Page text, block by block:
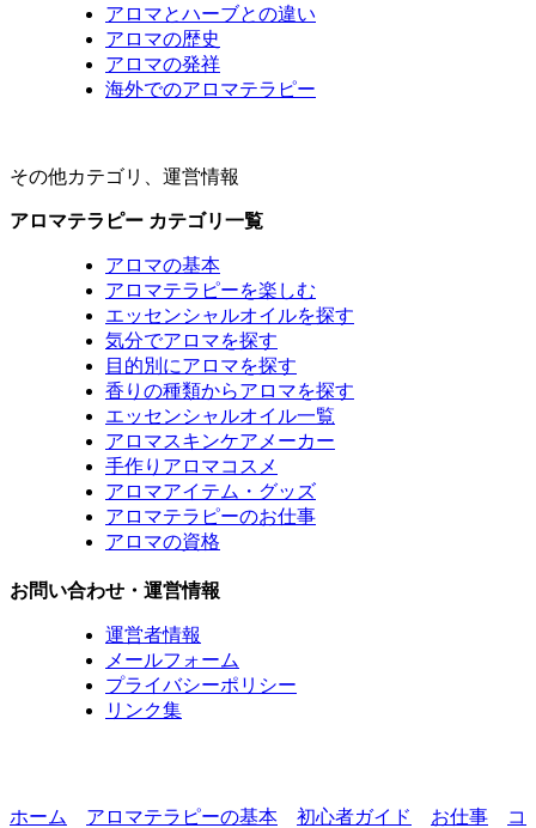
アロマとハーブとの違い
アロマの歴史
アロマの発祥
海外でのアロマテラピー
その他カテゴリ、運営情報
アロマテラピー カテゴリ一覧
アロマの基本
アロマテラピーを楽しむ
エッセンシャルオイルを探す
気分でアロマを探す
目的別にアロマを探す
香りの種類からアロマを探す
エッセンシャルオイル一覧
アロマスキンケアメーカー
手作りアロマコスメ
アロマアイテム・グッズ
アロマテラピーのお仕事
アロマの資格
お問い合わせ・運営情報
運営者情報
メールフォーム
プライバシーポリシー
リンク集
ホーム アロマテラピーの基本 初心者ガイド お仕事
コ